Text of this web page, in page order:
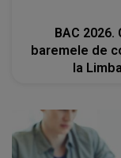
BAC 2026.
baremele de
la